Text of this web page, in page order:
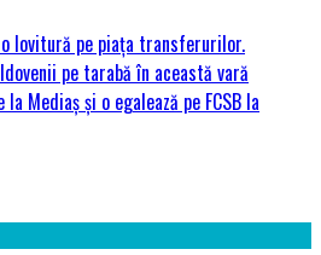
o lovitură pe piața transferurilor.
pe tarabă în această vară
Mediaș și o egalează pe FCSB la